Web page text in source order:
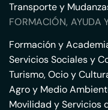
Transporte y
FORMACIÓN, AYUDA
Formación y
Servicios Sociales y
Turismo, Ocio y
Agro y Medio
Movilidad y Servicios